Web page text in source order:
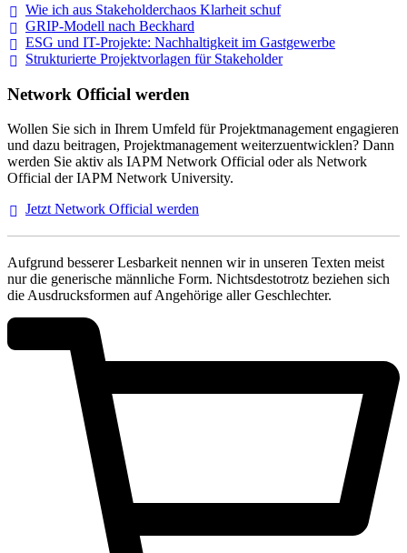
Wie ich aus Stakeholderchaos Klarheit schuf
GRIP-Modell nach Beckhard
ESG und IT-Projekte: Nachhaltigkeit im Gastgewerbe
Strukturierte Projektvorlagen für Stakeholder
Network Official werden
Wollen Sie sich in Ihrem Umfeld für Projektmanagement engagieren
und dazu beitragen, Projektmanagement weiterzuentwicklen? Dann
werden Sie aktiv als IAPM Network Official oder als Network
Official der IAPM Network University.
Jetzt Network Official werden
Aufgrund besserer Lesbarkeit nennen wir in unseren Texten meist
nur die generische männliche Form. Nichtsdestotrotz beziehen sich
die Ausdrucksformen auf Angehörige aller Geschlechter.